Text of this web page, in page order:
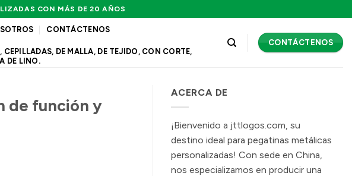
CON MÁS DE 20 AÑOS
CONTÁCTENOS
DE MALLA, DE TEJIDO, CON CORTE,
DE LINO.
CONTÁCTENOS
de función y
ACERCA DE
¡Bienvenido a jttlogos.com, su
destino ideal para pegatinas metálicas
personalizadas! Con sede en China,
nos especializamos en producir una